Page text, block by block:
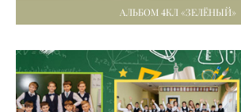
АЛЬБОМ 4КЛ «ЗЕЛЁНЫЙ»